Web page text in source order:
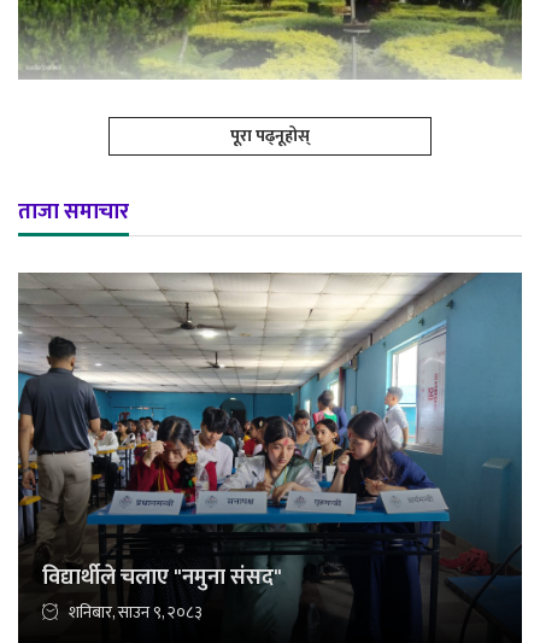
पूरा पढ्नूहोस्
ताजा समाचार
विद्यार्थीले चलाए "नमुना संसद"
शनिबार, साउन ९, २०८३